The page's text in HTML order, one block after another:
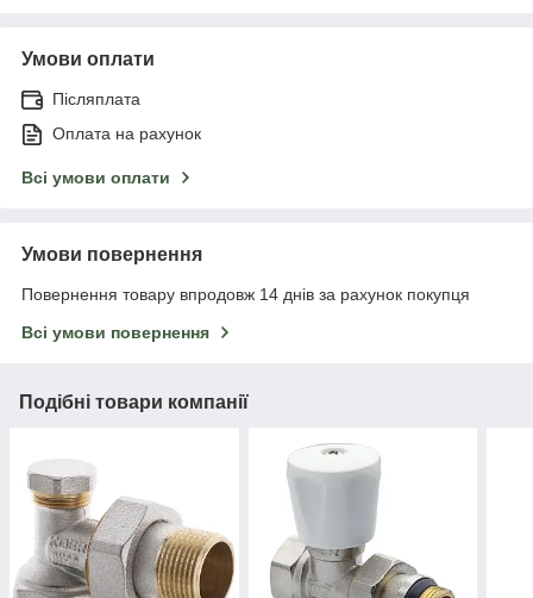
Умови оплати
Післяплата
Оплата на рахунок
Всі умови оплати
Умови повернення
Повернення товару впродовж 14 днів за рахунок покупця
Всі умови повернення
Подібні товари компанії